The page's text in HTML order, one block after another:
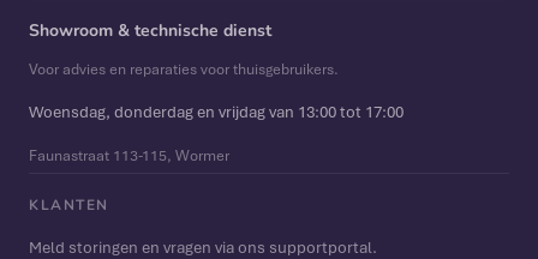
Showroom & technische dienst
Voor advies en reparaties voor thuisgebruikers.
Woensdag, donderdag en vrijdag van 13:00 tot 17:00
Faunastraat 113-115, Wormer
KLANTEN
Meld storingen en vragen via ons supportportal.